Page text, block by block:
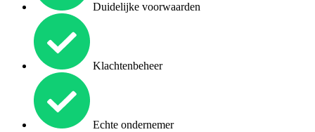
Duidelijke voorwaarden
Klachtenbeheer
Echte ondernemer